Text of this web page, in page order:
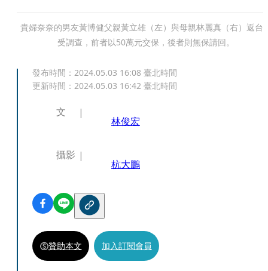
貴婦奈奈的男友黃博健父親黃立雄（左）與母親林麗真（右）返台
受調查，前者以50萬元交保，後者則無保請回。
發布時間： 2024.05.03 16:08 臺北時間
更新時間： 2024.05.03 16:42 臺北時間
文
林俊宏
攝影
杭大鵬
贊助本文 加入訂閱會員